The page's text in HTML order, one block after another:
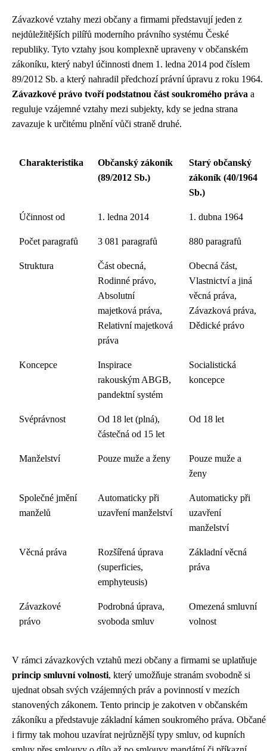
Závazkové vztahy mezi občany a firmami představují jeden z
nejdůležitějších pilířů moderního právního systému České
republiky. Tyto vztahy jsou komplexně upraveny v občanském
zákoníku, který nabyl účinnosti dnem 1. ledna 2014 pod číslem
89/2012 Sb. a který nahradil předchozí právní úpravu z roku 1964.
Závazkové právo tvoří podstatnou část soukromého práva a
reguluje vzájemné vztahy mezi subjekty, kdy se jedna strana
zavazuje k určitému plnění vůči straně druhé.
Charakteristika
Občanský zákoník
(89/2012 Sb.)
Starý občanský
zákoník (40/1964
Sb.)
Účinnost od 1. ledna 2014 1. dubna 1964
Počet paragrafů 3 081 paragrafů 880 paragrafů
Struktura
Část obecná,
Rodinné právo,
Absolutní
majetková práva,
Relativní majetková
práva
Obecná část,
Vlastnictví a jiná
věcná práva,
Závazková práva,
Dědické právo
Koncepce
Inspirace
rakouským ABGB,
pandektní systém
Socialistická
koncepce
Svéprávnost
Od 18 let (plná),
částečná od 15 let
Od 18 let
Manželství Pouze muže a ženy
Pouze muže a
ženy
Společné jmění
manželů
Automaticky při
uzavření manželství
Automaticky při
uzavření
manželství
Věcná práva
Rozšířená úprava
(superficies,
emphyteusis)
Základní věcná
práva
Závazkové
právo
Podrobná úprava,
svoboda smluv
Omezená smluvní
volnost
V rámci závazkových vztahů mezi občany a firmami se uplatňuje
princip smluvní volnosti, který umožňuje stranám svobodně si
ujednat obsah svých vzájemných práv a povinností v mezích
stanovených zákonem. Tento princip je zakotven v občanském
zákoníku a představuje základní kámen soukromého práva. Občané
i firmy tak mohou uzavírat nejrůznější typy smluv, od kupních